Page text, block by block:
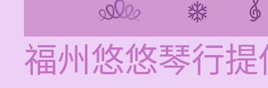
福州悠悠琴行